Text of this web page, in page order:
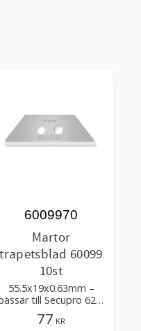
Martor
trapetsblad 60099
10st
55.5x19x0.63mm –
till Secupro 625,
Megasafe, Maxisafe,
Secunorm 525
6009970
77 KR